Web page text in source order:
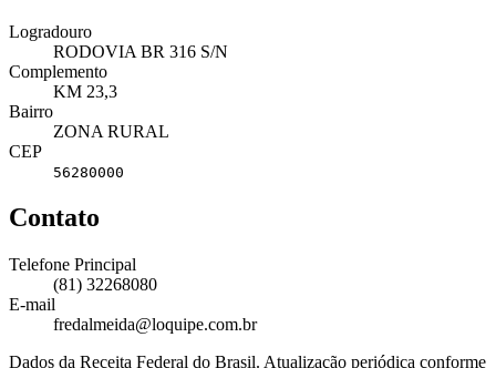
Logradouro
RODOVIA BR 316 S/N
Complemento
KM 23,3
Bairro
ZONA RURAL
CEP
56280000
Contato
Telefone Principal
(81) 32268080
E-mail
fredalmeida@loquipe.com.br
Dados da Receita Federal do Brasil. Atualização periódica conforme